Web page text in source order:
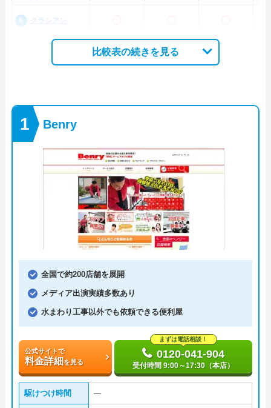
クラシアン
比較表の続きを見る
Benry
全国で約200店舗を展開
メディア出演実績多数あり
水まわり工事以外でも依頼できる便利屋
公式サイトで
料金詳細を見る
まずは電話相談！
0120-041-904
受付時間 9:00～17:30（本店）
駆けつけ時間 ―